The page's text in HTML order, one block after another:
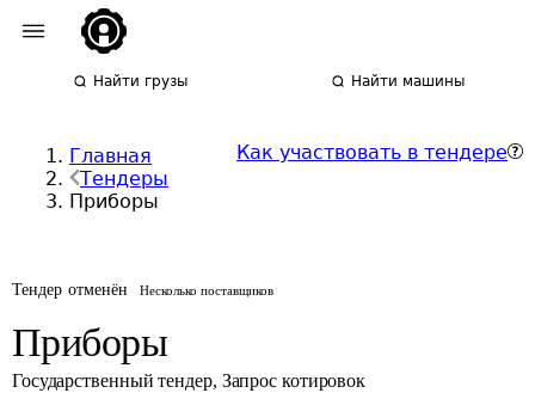
Найти грузы Найти машины
Главная
Тендеры
Приборы
Как участвовать в тендере
Тендер отменён Несколько поставщиков
Приборы
Государственный тендер, Запрос котировок